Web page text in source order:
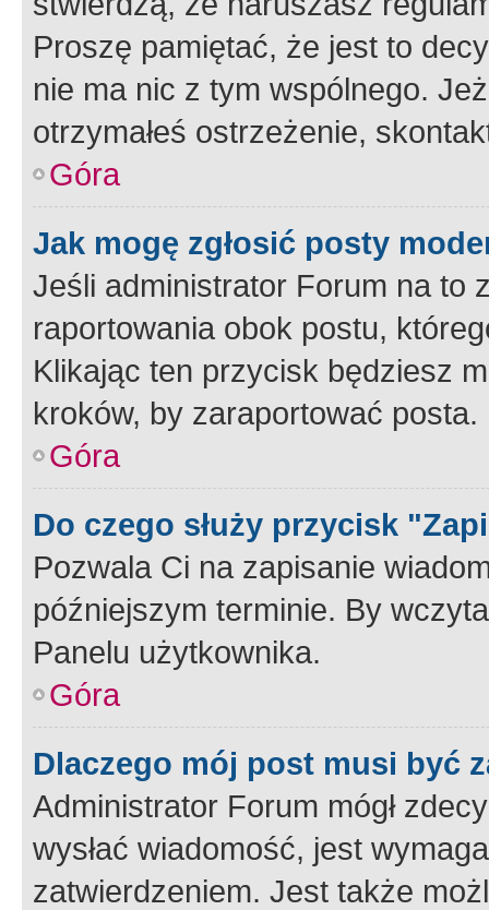
Proszę pamiętać, że jest to
nie ma nic z tym wspólnego.
otrzymałeś ostrzeżenie,
Góra
Jak mogę zgłosić posty
Jeśli administrator Forum na to
raportowania obok postu,
Klikając ten przycisk będziesz
kroków, by zaraportować posta.
Góra
Do czego służy przycisk
Pozwala Ci na zapisanie
późniejszym terminie. By
Panelu użytkownika.
Góra
Dlaczego mój post musi być
Administrator Forum mógł
wysłać wiadomość, jest
zatwierdzeniem. Jest także